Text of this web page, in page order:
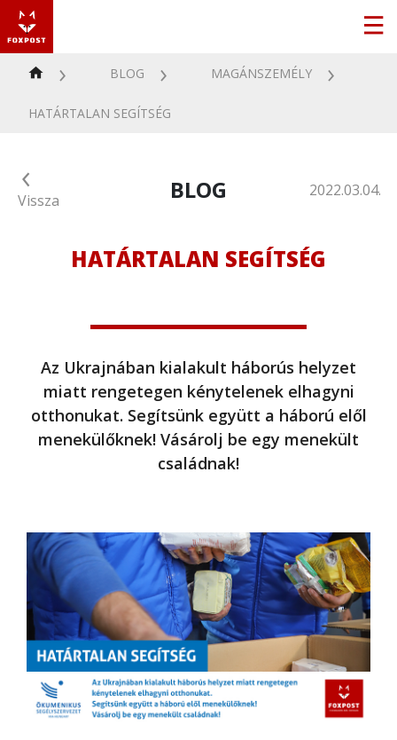
BLOG MAGÁNSZEMÉLY
HATÁRTALAN SEGÍTSÉG
Vissza BLOG 2022.03.04.
HATÁRTALAN SEGÍTSÉG
Az Ukrajnában kialakult háborús helyzet
miatt rengetegen kénytelenek elhagyni
otthonukat. Segítsünk együtt a háború elől
menekülőknek! Vásárolj be egy menekült
családnak!